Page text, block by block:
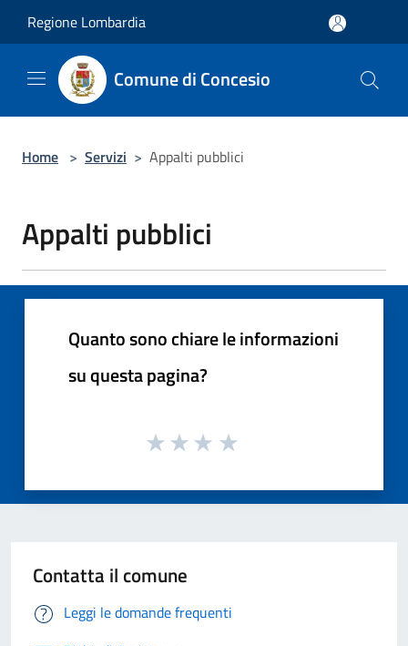
Regione Lombardia
Comune di Concesio
Home > Servizi > Appalti pubblici
Appalti pubblici
Quanto sono chiare le informazioni
su questa pagina?
Contatta il comune
Leggi le domande frequenti